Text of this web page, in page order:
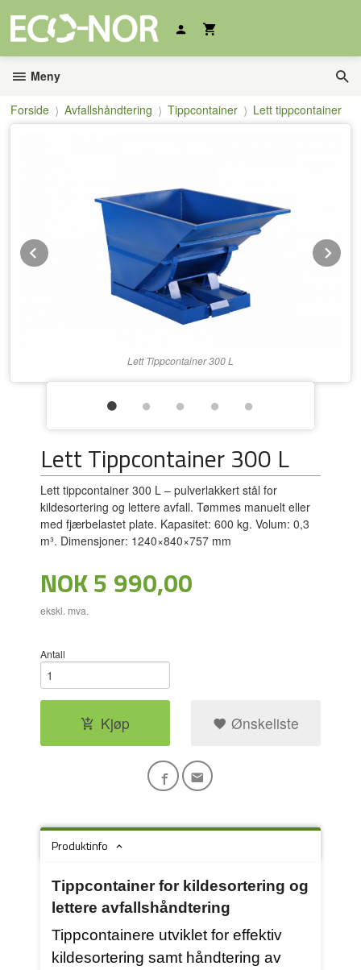
innholdet
Meny
Forside Avfallshåndtering Tippcontainer Lett tippcontainer
Lett Tippcontainer 300 L
Prev
Lett Tippcontainer 300 L
Lett tippcontainer 300 L – pulverlakkert stål for
kildesortering og lettere avfall. Tømmes manuelt eller
med fjærbelastet plate. Kapasitet: 600 kg. Volum: 0,3
m³. Dimensjoner: 1240×840×757 mm
Pris
NOK5 990,00
ekskl. mva.
Antall
Kjøp Ønskeliste
Produktinfo
Tippcontainer for kildesortering og
lettere avfallshåndtering
Tippcontainere utviklet for effektiv
kildesortering samt håndtering av